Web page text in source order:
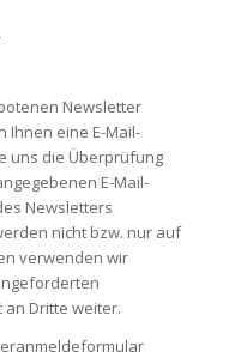
Newsletter
Ihnen eine E-Mail-
uns die Überprüfung
E-Mail-
Newsletters
nicht bzw. nur auf
verwenden wir
Dritte weiter.